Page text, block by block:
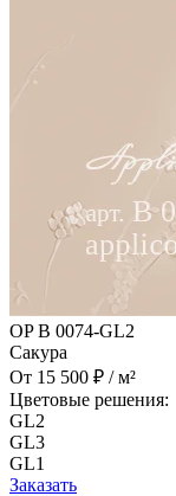
OP B 0074-GL2
Сакура
От 15 500 ₽ / м²
Цветовые решения:
GL2
GL3
GL1
Заказать